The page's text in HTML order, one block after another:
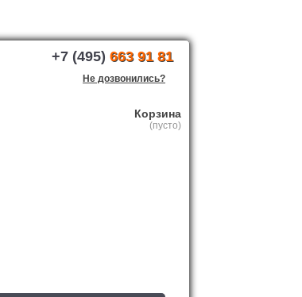
+7 (495) 663 91 81
Не дозвонились?
Корзина
(пусто)